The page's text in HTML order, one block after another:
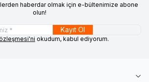
haberdar olmak için e-bültenimize abone
olun!
Kayıt Ol
okudum, kabul ediyorum.